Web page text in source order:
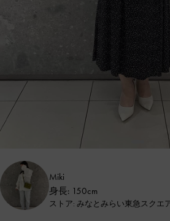
Miki
身長: 150cm
ストア: みなとみらい東急スクエ